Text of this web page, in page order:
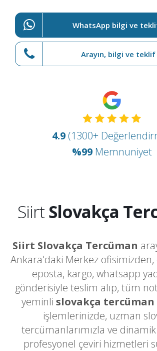
WhatsApp bilgi ve
Arayın, bilgi ve teklif
4.9 (1300+
%99 Memnuniyet
SiirtSlovakça
Siirt Slovakça Tercüman
Ankara'daki Merkez ofisimizden,
eposta, kargo, whatsapp
gönderisiyle teslim alıp, tüm
yeminli slovakça tercüman
işlemlerinizde, uzman
tercümanlarımızla ve
profesyonel çeviri hizmetleri